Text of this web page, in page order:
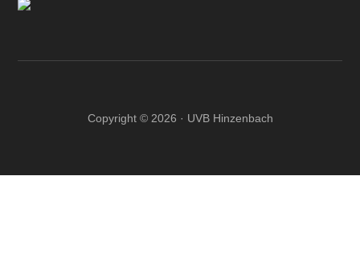
Copyright © 2026 · UVB Hinzenbach